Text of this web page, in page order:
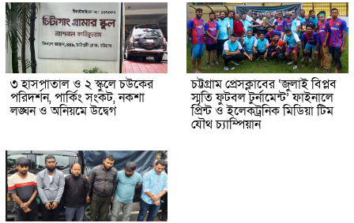
৩ হাসপাতাল ও ২ স্কুলে চউকের
পরিদর্শন, পার্কিং সংকট, নকশা
লঙ্ঘন ও অনিয়মে উদ্বেগ
চট্টগ্রাম প্রেসক্লাবের ‘জুলাই বিপ্লব
স্মৃতি ফুটবল টুর্নামেন্ট’ ফাইনালে
প্রিন্ট ও ইলেকট্রনিক মিডিয়া টিম
যৌথ চ্যাম্পিয়ান